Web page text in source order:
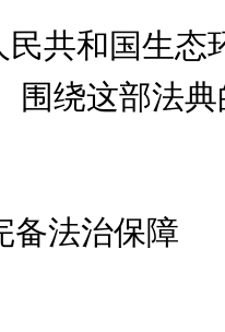
共和国生态
绕这部法
备法治保障